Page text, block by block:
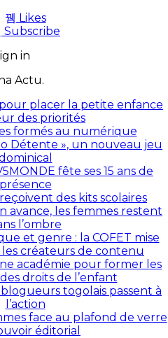
Likes
Subscribe
in
Actu.
placer la petite enfance
des priorités
formés au numérique
Détente », un nouveau jeu
fête ses 15 ans de
présence
des kits scolaires
avance, les femmes restent
l’ombre
et genre : la COFET mise
les créateurs de contenu
académie pour former les
droits de l’enfant
togolais passent à
l’action
face au plafond de verre
éditorial